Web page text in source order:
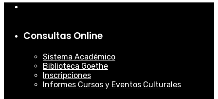
Consultas Online
Sistema Académico
Biblioteca Goethe
Inscripciones
Informes Cursos y Eventos Culturales